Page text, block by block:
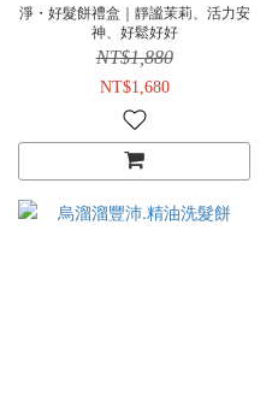
淨・好髮餅禮盒｜靜謐茉莉、活力安
神、好鬆好好
NT$1,880
NT$1,680